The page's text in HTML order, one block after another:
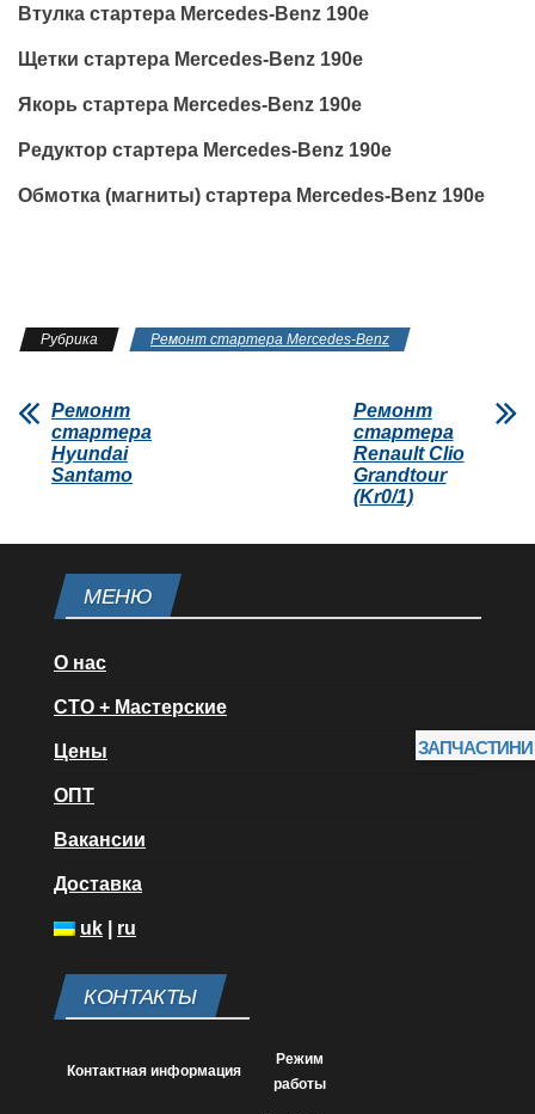
Втулка стартера Mercedes-Benz 190e
Щетки стартера Mercedes-Benz 190e
Якорь стартера Mercedes-Benz 190e
Редуктор стартера Mercedes-Benz 190e
Обмотка (магниты) стартера Mercedes-Benz 190e
Рубрика Ремонт стартера Mercedes-Benz
Ремонт
стартера
Hyundai
Santamo
Ремонт
стартера
Renault Clio
Grandtour
(Kr0/1)
МЕНЮ
О нас
СТО + Мастерские
Цены
ОПТ
Вакансии
Доставка
uk ru
КОНТАКТЫ
Контактная информация
Режим
работы
ЗАПЧАСТИНИ